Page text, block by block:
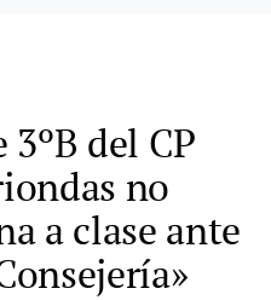
del CP
no
a clase ante